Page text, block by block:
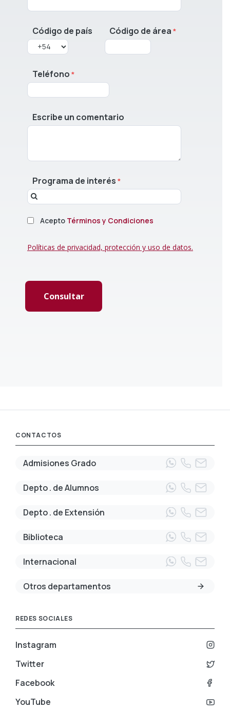
Código de país Código de área
Teléfono
Escribe un comentario
Programa de interés
Acepto Términos y Condiciones
Políticas de privacidad, protección y uso de datos.
CONTACTOS
Admisiones Grado
Depto . de Alumnos
Depto . de Extensión
Biblioteca
Internacional
Otros departamentos
REDES SOCIALES
Instagram
Twitter
Facebook
YouTube